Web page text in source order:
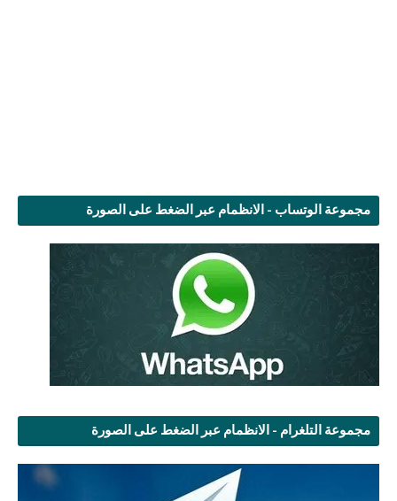
مجموعة الوتساب - الانظمام عبر الضغط على الصورة
مجموعة التلغرام - الانظمام عبر الضغط على الصورة